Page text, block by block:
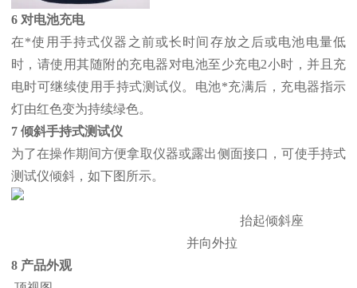
6 对电池充电
在*使用手持式仪器之前或长时间存放之后或电池电量低
时，请使用其随附的充电器对电池至少充电2小时，并且充
电时可继续使用手持式测试仪。电池*充满后，充电器指示
灯由红色变为持续绿色。
7 倾斜手持式测试仪
为了在操作期间方便拿取仪器或露出侧面接口，可使手持式
测试仪倾斜，如下图所示。
抬起倾斜座
并向外拉
8 产品外观